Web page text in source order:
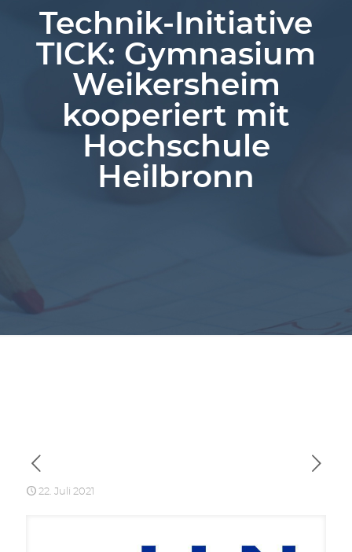
Technik-Initiative
TICK: Gymnasium
Weikersheim
kooperiert mit
Hochschule
Heilbronn
22. Juli 2021